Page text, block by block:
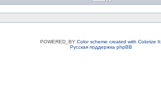
POWERED_BY Color scheme created with Colorize It.
Русская поддержка phpBB